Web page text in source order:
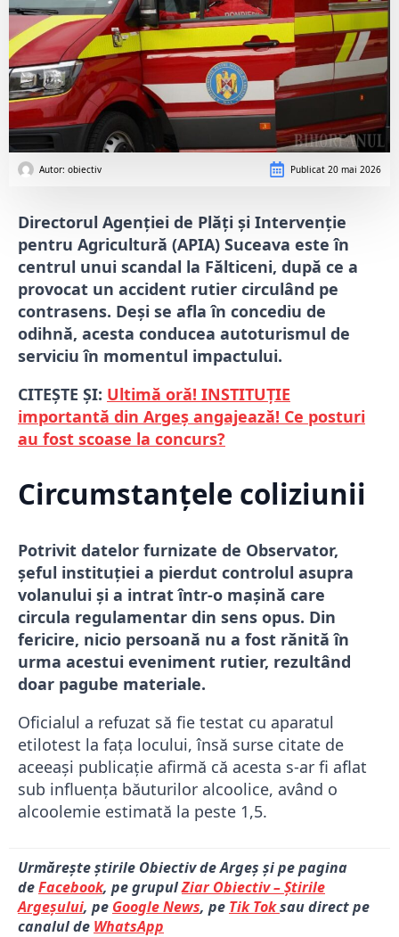
Autor: obiectiv Publicat 20 mai 2026
Directorul Agenției de Plăți și Intervenție
pentru Agricultură (APIA) Suceava este în
centrul unui scandal la Fălticeni, după ce a
provocat un accident rutier circulând pe
contrasens. Deși se afla în concediu de
odihnă, acesta conducea autoturismul de
serviciu în momentul impactului.
CITEȘTE ȘI: Ultimă oră! INSTITUȚIE
importantă din Argeș angajează! Ce posturi
au fost scoase la concurs?
Circumstanțele coliziunii
Potrivit datelor furnizate de Observator,
șeful instituției a pierdut controlul asupra
volanului și a intrat într-o mașină care
circula regulamentar din sens opus. Din
fericire, nicio persoană nu a fost rănită în
urma acestui eveniment rutier, rezultând
doar pagube materiale.
Oficialul a refuzat să fie testat cu aparatul
etilotest la fața locului, însă surse citate de
aceeași publicație afirmă că acesta s-ar fi aflat
sub influența băuturilor alcoolice, având o
alcoolemie estimată la peste 1,5.
Urmărește știrile Obiectiv de Argeș și pe pagina
deFacebook, pe grupulZiar Obiectiv – Știrile
Argeșului, pe Google News, pe Tik Toksau direct pe
canalul de WhatsApp